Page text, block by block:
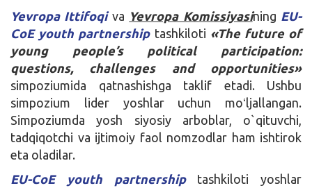
Yevropa Ittifoqiva Yevropa Komissiyasining EU-
CoE youth partnershiptashkiloti «The future of
young people’s political participation:
questions, challenges and opportunities»
simpoziumida qatnashishga taklif etadi. Ushbu
simpozium lider yoshlar uchun moʻljallangan.
Simpoziumda yosh siyosiy arboblar, o`qituvchi,
tadqiqotchi va ijtimoiy faol nomzodlar ham ishtirok
eta oladilar.
EU-CoE youth partnershiptashkiloti yoshlar